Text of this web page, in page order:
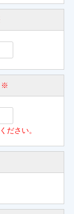
※
ださい。